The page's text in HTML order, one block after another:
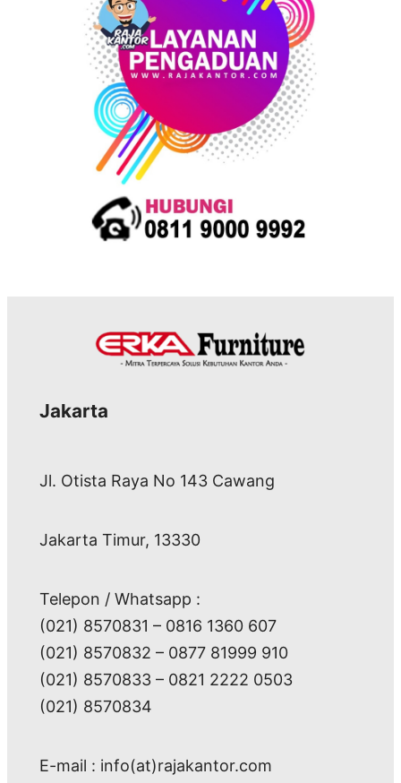
Jakarta
Jl. Otista Raya No 143 Cawang
Jakarta Timur, 13330
Telepon / Whatsapp :
(021) 8570831 – 0816 1360 607
(021) 8570832 – 0877 81999 910
(021) 8570833 – 0821 2222 0503
(021) 8570834
E-mail : info(at)rajakantor.com